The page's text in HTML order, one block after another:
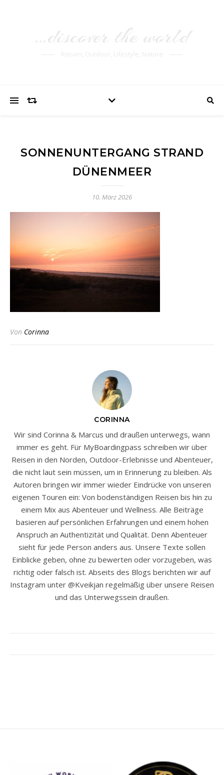
SONNENUNTERGANG STRAND
DÜNENMEER
10. März 2026
Von Corinna
CORINNA
Wir sind Corinna & Marcus und draußen unterwegs, wann
immer es geht. Für MyBoardingpass schreiben wir über
Reisen in den Norden, Outdoor-Erlebnisse und Abenteuer,
die nicht laut sein müssen, um in Erinnerung zu bleiben. Als
Autoren bringen wir immer wieder Eindrücke von unseren
eigenen Touren ein: Von bodenständigen Reisen bis hin zu
einem Mix aus Abenteuer und Wellness. Alle Beiträge
basieren auf persönlichen Erfahrungen und einem hohen
Anspruch an Authentizität und Qualität. Denn Abenteuer
sieht für jede Person anders aus. Unsere Texte sollen
Einblicke geben, ohne zu bewerten oder vorzugeben, was
richtig oder falsch ist. Abseits des Blogs berichten wir auf
Instagram unter @Kveikjan regelmäßig über unsere Reisen
und das Unterwegssein draußen.